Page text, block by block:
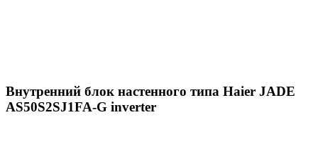
Внутренний блок настенного типа Haier JADE
AS50S2SJ1FA-G inverter